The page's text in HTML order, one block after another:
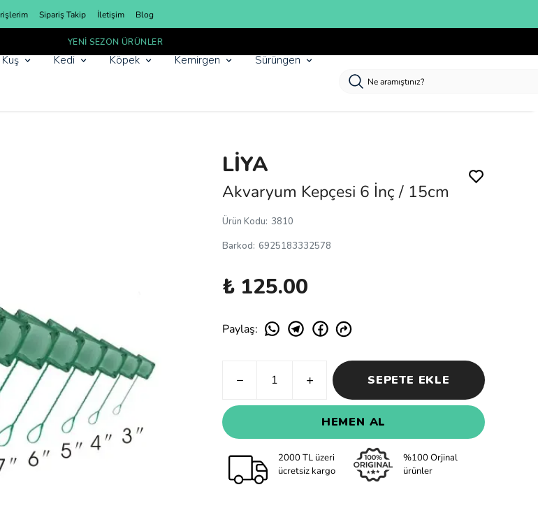
Sipariş Takip İletişim Blog
YENI SEZON ÜRÜNLER
Kuş Kedi Köpek Kemirgen Sürüngen
LİYA
Akvaryum Kepçesi 6 İnç / 15cm
Ürün Kodu: 3810
Barkod: 6925183332578
₺ 125.00
Paylaş:
SEPETE EKLE
HEMEN AL
2000 TL üzeri
ücretsiz kargo
%100 Orjinal
ürünler